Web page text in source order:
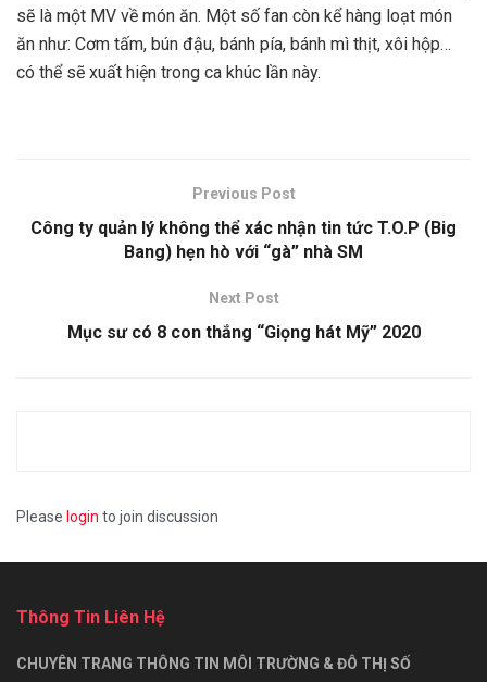
sẽ là một MV về món ăn. Một số fan còn kể hàng loạt món
ăn như: Cơm tấm, bún đậu, bánh pía, bánh mì thịt, xôi hộp…
có thể sẽ xuất hiện trong ca khúc lần này.
Previous Post
Công ty quản lý không thể xác nhận tin tức T.O.P (Big
Bang) hẹn hò với “gà” nhà SM
Next Post
Mục sư có 8 con thắng “Giọng hát Mỹ” 2020
Please login to join discussion
Thông Tin Liên Hệ
CHUYÊN TRANG THÔNG TIN MÔI TRƯỜNG & ĐÔ THỊ SỐ